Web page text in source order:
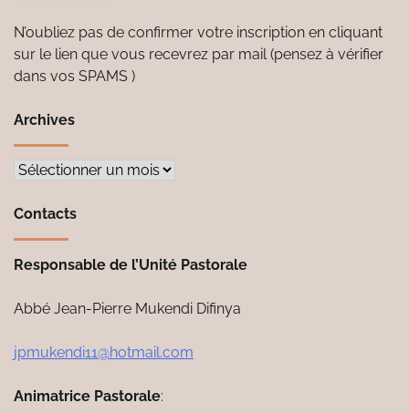
N’oubliez pas de confirmer votre inscription en cliquant
sur le lien que vous recevrez par mail (pensez à vérifier
dans vos SPAMS )
Archives
Archives
Contacts
Responsable de l’Unité Pastorale
Abbé Jean-Pierre Mukendi Difinya
jpmukendi11@hotmail.com
Animatrice Pastorale: